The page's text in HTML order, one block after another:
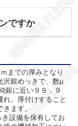
ですか
までの厚みとなり
沢銀めっきで、数μ
銀に近い９９．９
れ、厚付けすること
とができます。
設備を保有してお